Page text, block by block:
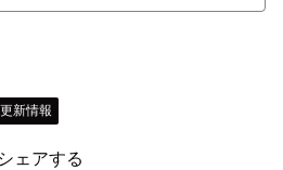
新情報
シェアする